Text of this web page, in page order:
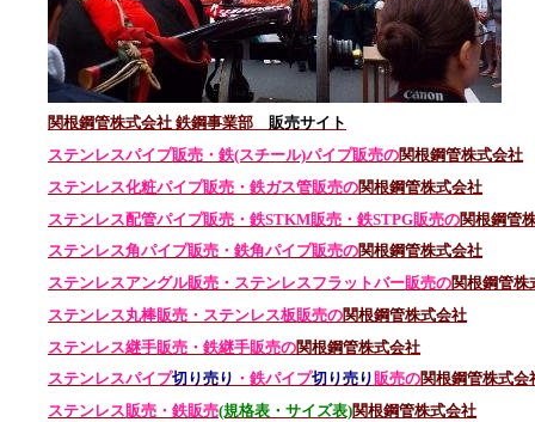
関根鋼管株式会社 鉄鋼事業部 販売サイト
ステンレスパイプ販売・鉄(スチール)パイプ販売の関根鋼管株式会社
ステンレス化粧パイプ販売・鉄ガス管販売の関根鋼管株式会社
ステンレス配管パイプ販売・鉄STKM販売・鉄STPG販売の関根鋼管
ステンレス角パイプ販売・鉄角パイプ販売の関根鋼管株式会社
ステンレスアングル販売・ ステンレスフラットバー販売の関根鋼管株
ステンレス丸棒販売・ ステンレス板販売の関根鋼管株式会社
ステンレス継手販売・鉄継手販売の関根鋼管株式会社
ステンレスパイプ切り売り ・鉄パイプ切り売り販売の関根鋼管株式会
ステンレス販売・鉄販売(規格表・サイズ表)関根鋼管株式会社